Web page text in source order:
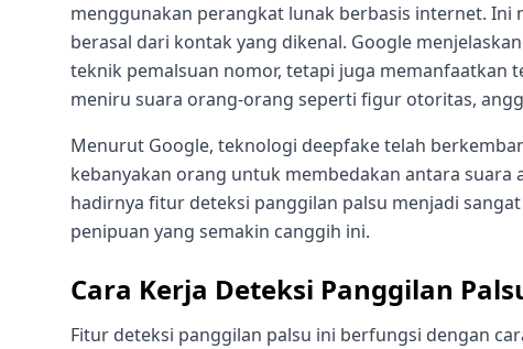
menggunakan perangkat lunak berbasis internet.
berasal dari kontak yang dikenal. Google
teknik pemalsuan nomor, tetapi juga memanfaatkan
meniru suara orang-orang seperti figur otoritas,
Menurut Google, teknologi deepfake telah
kebanyakan orang untuk membedakan antara suara
hadirnya fitur deteksi panggilan palsu menjadi
penipuan yang semakin canggih ini.
Cara Kerja Deteksi Panggilan
Fitur deteksi panggilan palsu ini berfungsi dengan